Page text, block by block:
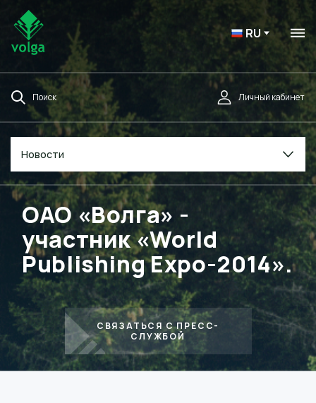
RU
Поиск Личный кабинет
Новости
ОАО «Волга» -
участник «World
Publishing Expo-2014».
СВЯЗАТЬСЯ С ПРЕСС-
СЛУЖБОЙ